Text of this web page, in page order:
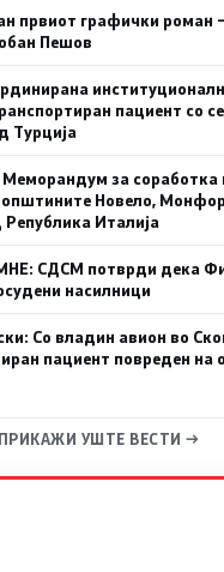
првиот графички роман
Пешов
пациент со
Турција
за соработка
Новело,
Италија
СДСM потврди дека
насилници
Со владин авион во
пациент повреден на
ПРИКАЖИ УШТЕ ВЕСТИ →